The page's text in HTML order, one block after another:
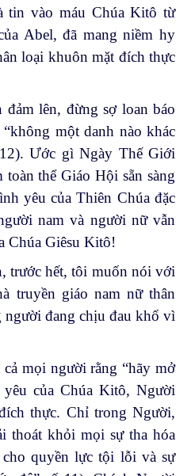
tin vào máu Chúa Kitô từ
Abel, đã mang niềm hy
loại khuôn mặt đích thực
lên, đừng sợ loan báo
một danh nào khác
Ước gì Ngày Thế Giới
thể Giáo Hội sẵn sàng
yêu của Thiên Chúa đặc
nam và người nữ vẫn
Chúa Giêsu Kitô!
trước hết, tôi muốn nói với
truyền giáo nam nữ thân
người đang chịu đau khổ vì
mọi người rằng “hãy mở
của Chúa Kitô, Người
thực. Chỉ trong Người,
thoát khỏi mọi sự tha hóa
quyền lực tội lỗi và sự